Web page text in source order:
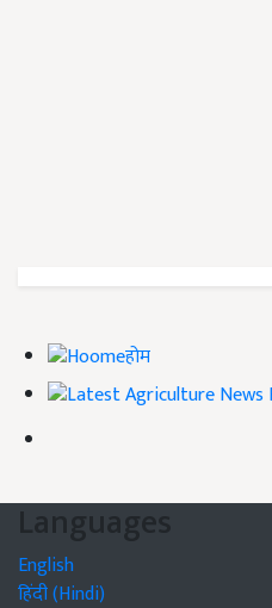
होम
Languages
English
हिंदी (Hindi)